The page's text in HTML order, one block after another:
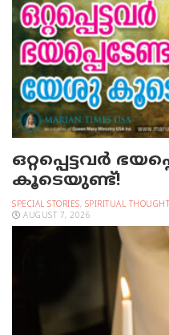
ഒറ്റപ്പെട്ടവര്‍
കൂടെയുണ്ട്!
SPECIAL STORIES, SPIRITUAL
AUGUST 7, 2026